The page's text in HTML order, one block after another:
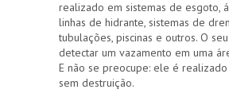
realizado em sistemas de esgoto,
linhas de hidrante, sistemas de
tubulações, piscinas e outros. O
detectar um vazamento em uma
E não se preocupe: ele é
sem destruição.